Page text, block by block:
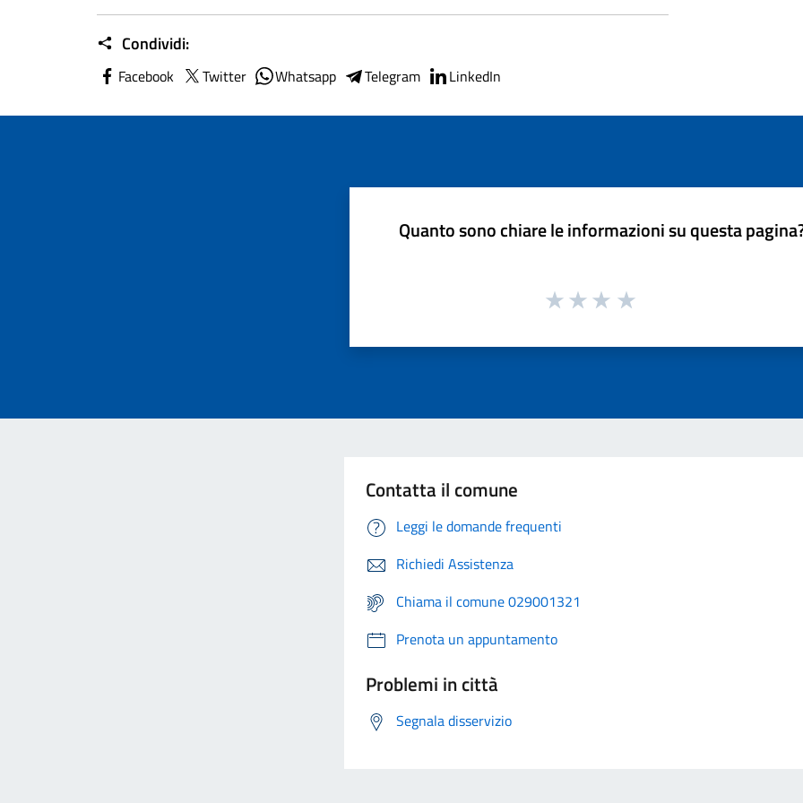
Condividi:
Facebook Twitter Whatsapp Telegram LinkedIn
Quanto sono chiare le informazioni su questa
Contatta il comune
Leggi le domande frequenti
Richiedi Assistenza
Chiama il comune 029001321
Prenota un appuntamento
Problemi in città
Segnala disservizio